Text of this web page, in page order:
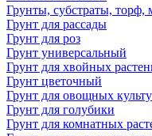
Грунты, субстраты, торф,
Грунт для рассады
Грунт для роз
Грунт универсальный
Грунт для хвойных
Грунт цветочный
Грунт для овощных
Грунт для голубики
Грунт для комнатных